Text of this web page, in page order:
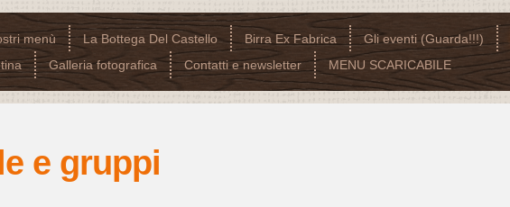
menù La Bottega Del Castello Birra Ex Fabrica Gli eventi (Guarda!!!)
Galleria fotografica Contatti e newsletter MENU SCARICABILE
e gruppi